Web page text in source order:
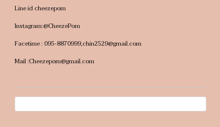
Line id cheezepom
Instagram:@CheezePom
Facetime : 095-8870999,chin2529@gmail.com
Mail :Cheezepom@gmail.com